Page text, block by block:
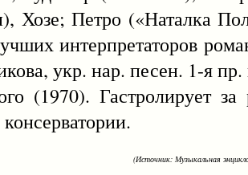
Хозе; Петро («Наталка
интерпретаторов
укр. нар. песен. 1-я
(1970). Гастролирует
(Источник: Музыкальная